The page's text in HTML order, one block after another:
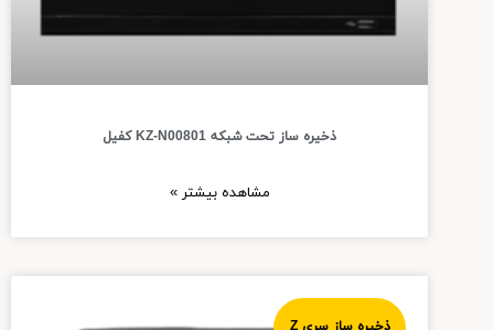
ذخیره ساز تحت شبکه KZ-N00801 کفیل
مشاهده بیشتر »